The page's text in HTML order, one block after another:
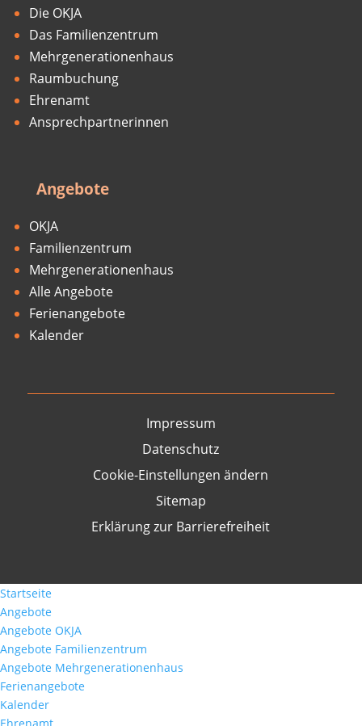
Die OKJA
Das Familienzentrum
Mehrgenerationenhaus
Raumbuchung
Ehrenamt
Ansprechpartnerinnen
Angebote
OKJA
Familienzentrum
Mehrgenerationenhaus
Alle Angebote
Ferienangebote
Kalender
Impressum
Datenschutz
Cookie-Einstellungen ändern
Sitemap
Erklärung zur Barrierefreiheit
Startseite
Angebote
Angebote OKJA
Angebote Familienzentrum
Angebote Mehrgenerationenhaus
Ferienangebote
Kalender